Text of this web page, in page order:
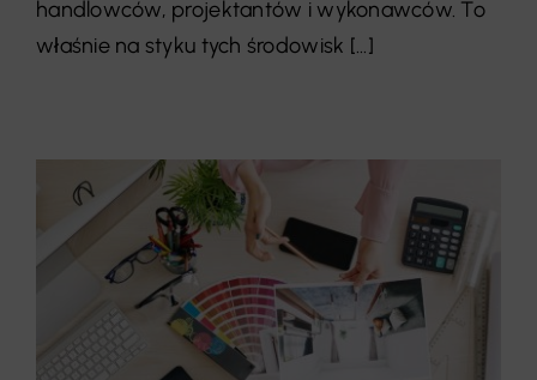
handlowców, projektantów i wykonawców. To
właśnie na styku tych środowisk [...]